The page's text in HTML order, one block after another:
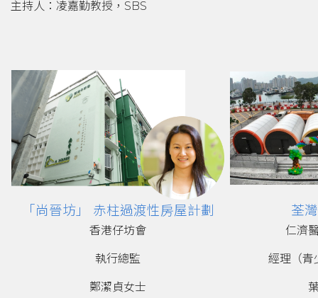
主持人：凌嘉勤教授，SBS
「尚晉坊」 赤柱過渡性房屋計劃 荃灣
香港仔坊會
執行總監
鄭潔貞女士
仁濟
經理 （